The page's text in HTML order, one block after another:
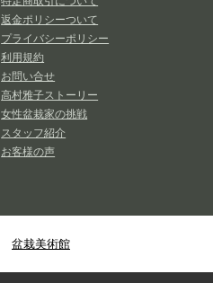
返金ポリシーついて
プライバシーポリシー
利用規約
お問い合せ
高村雅子ストーリー
女性盆栽家の挑戦
スタッフ紹介
お客様の声
盆栽美術館